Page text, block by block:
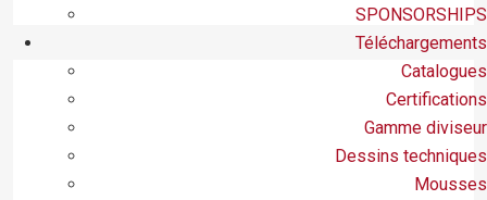
SPONSORSHIPS
Téléchargements
Catalogues
Certifications
Gamme diviseur
Dessins techniques
Mousses